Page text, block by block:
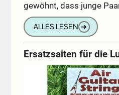
gewöhnt, dass junge
ALLES LESEN ➔
Ersatzsaiten für die